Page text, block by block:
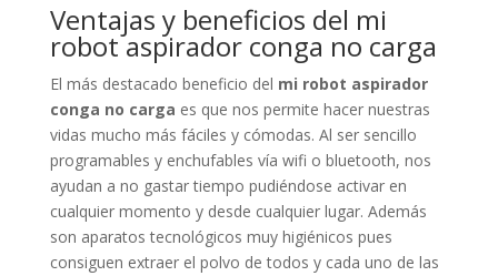
Ventajas y beneficios del mi
robot aspirador conga no carga
El más destacado beneficio del mi robot aspirador
conga no carga es que nos permite hacer nuestras
vidas mucho más fáciles y cómodas. Al ser sencillo
programables y enchufables vía wifi o bluetooth, nos
ayudan a no gastar tiempo pudiéndose activar en
cualquier momento y desde cualquier lugar. Además
son aparatos tecnológicos muy higiénicos pues
consiguen extraer el polvo de todos y cada uno de las